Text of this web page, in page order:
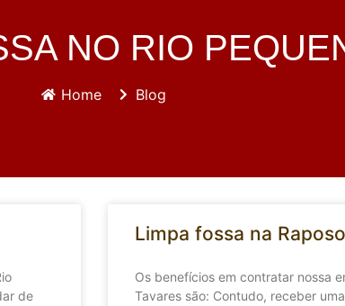
NO RIO
Home Blog
de
Limpa fossa na
Os benefícios em contratar nossa
Tavares são: Contudo, receber